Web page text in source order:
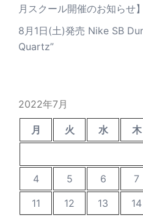
月スクール開催のお知らせ】
8月1日(土)発売 Nike SB
Quartz”
2022年7月
月 火 水 木
4
5 6 7
11
12 13 14